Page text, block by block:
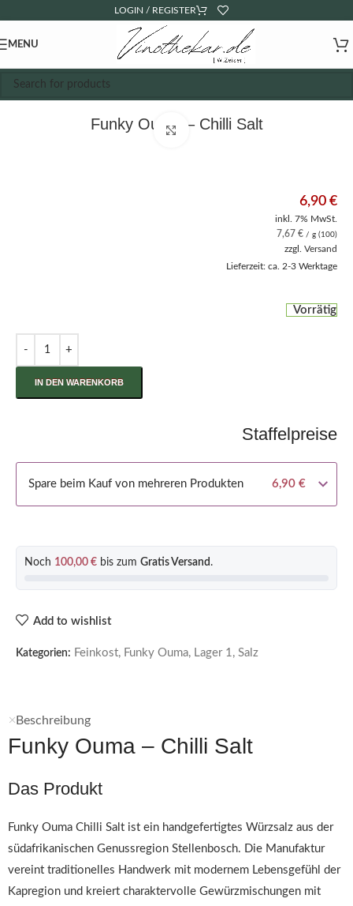
LOGIN / REGISTER
MENU
Funky Ouma – Chilli Salt
Click to enlarge
6,90 €
inkl. 7% MwSt.
7,67 € / g (100)
zzgl. Versand
Lieferzeit: ca. 2-3 Werktage
Vorrätig
IN DEN WARENKORB
Staffelpreise
Spare beim Kauf von mehreren Produkten 6,90 €
Noch 100,00 € bis zum Gratis Versand .
Add to wishlist
Kategorien: Feinkost, Funky Ouma, Lager 1, Salz
Beschreibung
Funky Ouma – Chilli Salt
Das Produkt
Funky Ouma Chilli Salt ist ein handgefertigtes Würzsalz aus der
südafrikanischen Genussregion Stellenbosch. Die Manufaktur
vereint traditionelles Handwerk mit modernem Lebensgefühl der
Kapregion und kreiert charaktervolle Gewürzmischungen mit